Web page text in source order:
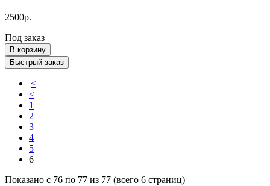
2500р.
Под заказ
В корзину
Быстрый заказ
|<
<
1
2
3
4
5
6
Показано с 76 по 77 из 77 (всего 6 страниц)